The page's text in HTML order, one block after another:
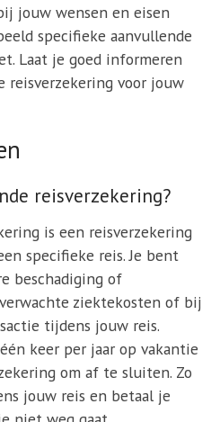
jouw wensen en eisen
specifieke aanvullende
Laat je goed informeren
reisverzekering voor jouw
reisverzekering?
is een reisverzekering
specifieke reis. Je bent
beschadiging of
ziektekosten of bij
tijdens jouw reis.
keer per jaar op vakantie
om af te sluiten. Zo
jouw reis en betaal je